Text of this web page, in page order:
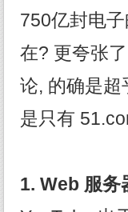
750亿封电
在? 更夸张
论, 的确是超
是只有
1. Web 服务